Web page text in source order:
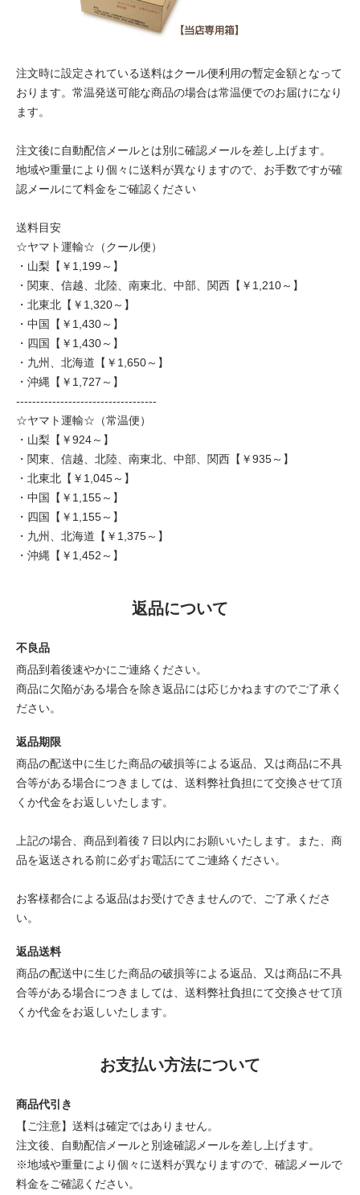
注文時に設定されている送料はクール便利用の暫定金額となって
おります。常温発送可能な商品の場合は常温便でのお届けになり
ます。
注文後に自動配信メールとは別に確認メールを差し上げます。
地域や重量により個々に送料が異なりますので、お手数ですが確
認メールにて料金をご確認ください
送料目安
☆ヤマト運輸☆（クール便）
・山梨【￥1,199～】
・関東、信越、北陸、南東北、中部、関西【￥1,210～】
・北東北【￥1,320～】
・中国【￥1,430～】
・四国【￥1,430～】
・九州、北海道【￥1,650～】
・沖縄【￥1,727～】
-----------------------------------
☆ヤマト運輸☆（常温便）
・山梨【￥924～】
・関東、信越、北陸、南東北、中部、関西【￥935～】
・北東北【￥1,045～】
・中国【￥1,155～】
・四国【￥1,155～】
・九州、北海道【￥1,375～】
・沖縄【￥1,452～】
返品について
不良品
商品到着後速やかにご連絡ください。
商品に欠陥がある場合を除き返品には応じかねますのでご了承く
ださい。
返品期限
商品の配送中に生じた商品の破損等による返品、又は商品に不具
合等がある場合につきましては、送料弊社負担にて交換させて頂
くか代金をお返しいたします。
上記の場合、商品到着後７日以内にお願いいたします。また、商
品を返送される前に必ずお電話にてご連絡ください。
お客様都合による返品はお受けできませんので、ご了承くださ
い。
返品送料
商品の配送中に生じた商品の破損等による返品、又は商品に不具
合等がある場合につきましては、送料弊社負担にて交換させて頂
くか代金をお返しいたします。
お支払い方法について
商品代引き
【ご注意】送料は確定ではありません。
注文後、自動配信メールと別途確認メールを差し上げます。
※地域や重量により個々に送料が異なりますので、確認メールで
料金をご確認ください。